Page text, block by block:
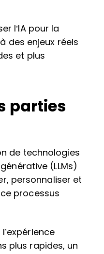
l’IA pour la
des enjeux réels
et plus
parties
de technologies
(LLMs)
personnaliser et
processus
plus rapides, un